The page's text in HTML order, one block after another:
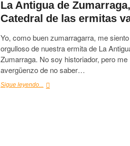
La Antigua de Zumarraga,
Catedral de las ermitas
Yo, como buen zumarragarra, me
orgulloso de nuestra ermita de La
Zumarraga. No soy historiador, pero me
avergüenzo de no saber…
Sigue leyendo... La